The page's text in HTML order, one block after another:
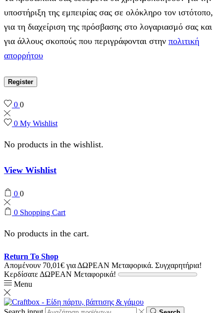
υποστήριξη της εμπειρίας σας σε ολόκληρο τον ιστότοπο,
για τη διαχείριση της πρόσβασης στο λογαριασμό σας και
για άλλους σκοπούς που περιγράφονται στην πολιτική
απορρήτου
Register
0 0
0 My Wishlist
No products in the wishlist.
View Wishlist
0 0
0 Shopping Cart
No products in the cart.
Return To Shop
Απομένουν 70,01€ για ΔΩΡΕΑΝ Μεταφορικά. Συγχαρητήρια!
Κερδίσατε ΔΩΡΕΑΝ Μεταφορικά!
Menu